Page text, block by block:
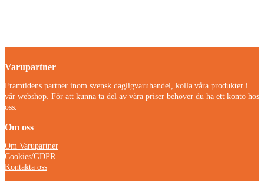
Varupartner
Framtidens partner inom svensk dagligvaruhandel, kolla våra produkter i
vår webshop. För att kunna ta del av våra priser behöver du ha ett konto hos
oss.
Om oss
Om Varupartner
Cookies/GDPR
Kontakta oss